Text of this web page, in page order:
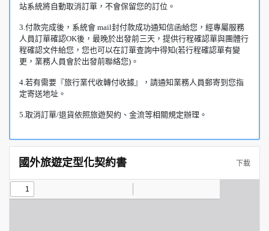
站系統將自動取消訂單，不會保留您的訂位。
3.付款完成後，系統會 mail封付款成功通知信函給您，經專屬服務
人員訂單確認OK後，最晚於出發前三天，提供行程確認單與團體行
程確認文件給您，您也可以在訂單查詢中得知(若行程確認單有變
更，業務人員會於出發前聯絡您)。
4.若有需要『旅行業代收轉付收據』，請通知業務人員郵寄到您指
定寄送地址。
5.取消訂單/退貨依照旅遊契約、金流等相關規定辦理。
國外旅遊定型化契約書 下載